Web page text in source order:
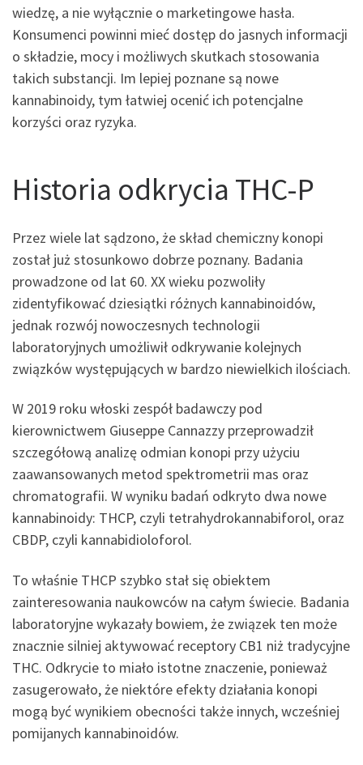
wiedzę, a nie wyłącznie o marketingowe hasła.
Konsumenci powinni mieć dostęp do jasnych informacji
o składzie, mocy i możliwych skutkach stosowania
takich substancji. Im lepiej poznane są nowe
kannabinoidy, tym łatwiej ocenić ich potencjalne
korzyści oraz ryzyka.
Historia odkrycia THC-P
Przez wiele lat sądzono, że skład chemiczny konopi
został już stosunkowo dobrze poznany. Badania
prowadzone od lat 60. XX wieku pozwoliły
zidentyfikować dziesiątki różnych kannabinoidów,
jednak rozwój nowoczesnych technologii
laboratoryjnych umożliwił odkrywanie kolejnych
związków występujących w bardzo niewielkich ilościach.
W 2019 roku włoski zespół badawczy pod
kierownictwem Giuseppe Cannazzy przeprowadził
szczegółową analizę odmian konopi przy użyciu
zaawansowanych metod spektrometrii mas oraz
chromatografii. W wyniku badań odkryto dwa nowe
kannabinoidy: THCP, czyli tetrahydrokannabiforol, oraz
CBDP, czyli kannabidioloforol.
To właśnie THCP szybko stał się obiektem
zainteresowania naukowców na całym świecie. Badania
laboratoryjne wykazały bowiem, że związek ten może
znacznie silniej aktywować receptory CB1 niż tradycyjne
THC. Odkrycie to miało istotne znaczenie, ponieważ
zasugerowało, że niektóre efekty działania konopi
mogą być wynikiem obecności także innych, wcześniej
pomijanych kannabinoidów.